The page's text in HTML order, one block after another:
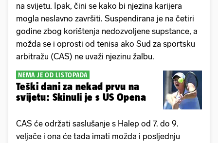
na svijetu. Ipak, čini se kako bi njezina karijera
mogla neslavno završiti. Suspendirana je na četiri
godine zbog korištenja nedozvoljene supstance, a
možda se i oprosti od tenisa ako Sud za sportsku
arbitražu (CAS) ne uvaži njezinu žalbu.
NEMA JE OD LISTOPADA
Teški dani za nekad prvu na
svijetu: Skinuli je s US Opena
CAS će održati saslušanje s Halep od 7. do 9.
veljače i ona će tada imati možda i posljednju